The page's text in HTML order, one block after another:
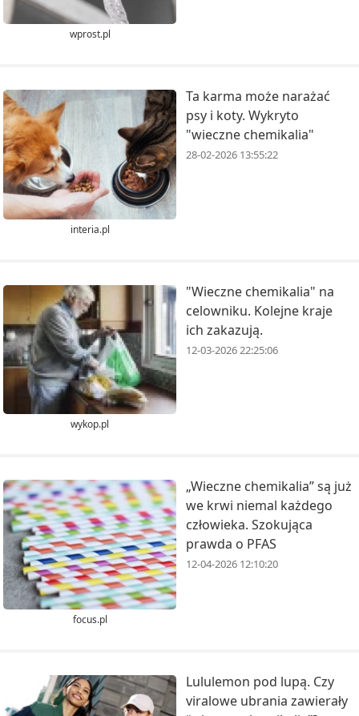
wprost.pl
interia.pl
Ta karma może narażać
psy i koty. Wykryto
"wieczne chemikalia"
28-02-2026 13:55:22
wykop.pl
"Wieczne chemikalia" na
celowniku. Kolejne kraje
ich zakazują.
12-03-2026 22:25:06
focus.pl
„Wieczne chemikalia” są już
we krwi niemal każdego
człowieka. Szokująca
prawda o PFAS
12-04-2026 12:10:20
Lululemon pod lupą. Czy
viralowe ubrania zawierały